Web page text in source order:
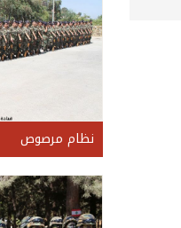
نظام مرصوص